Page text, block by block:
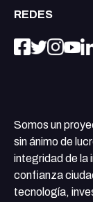
REDES
Somos un
sin ánimo de
integridad de la
confianza
tecnología,